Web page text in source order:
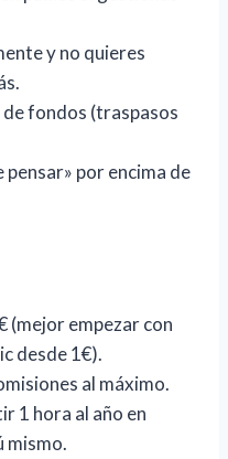
y no quieres
fondos (traspasos
por encima de
(mejor empezar con
desde 1€).
al máximo.
1 hora al año en
mismo.